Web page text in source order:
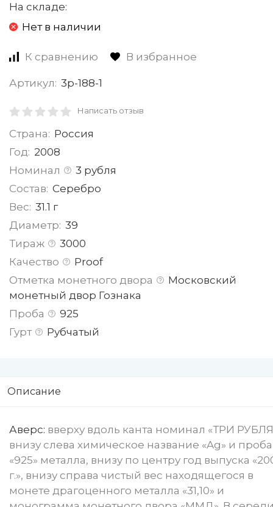
На складе:
Нет в наличии
К сравнению В избранное
Артикул: 3р-188-1
Написать отзыв
Страна: Россия
Год: 2008
Номинал
3 рубля
Состав: Серебро
Вес: 31.1 г
Диаметр: 39
Тираж
3000
Качество
Proof
Отметка монетного двора
Московский
монетный двор Гознака
Проба
925
Гурт
Рубчатый
Описание
Аверс: вверху вдоль канта номинал «ТРИ
внизу слева химическое название «Ag» и проба
«925» металла, внизу по центру год выпуска
г.», внизу справа чистый вес находящегося в
монете драгоценного металла «31,10» и